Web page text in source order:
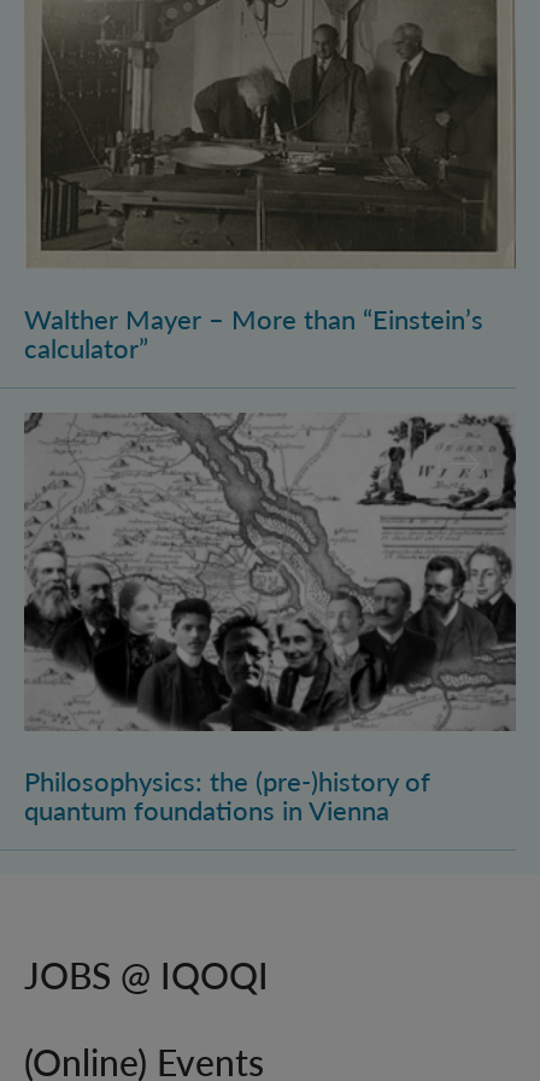
Walther Mayer – More than “Einstein’s
calculator”
Philosophysics: the (pre-)history of quantum
Philosophysics: the (pre-)history of
quantum foundations in Vienna
JOBS @ IQOQI
(Online) Events